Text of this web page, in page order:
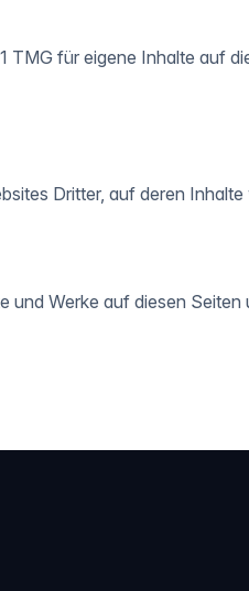
TMG für eigene Inhalte auf
Dritter, auf deren
und Werke auf diesen